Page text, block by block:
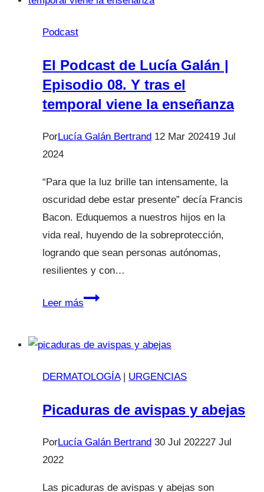
de
Podcast
El Podcast de Lucía Galán |
Episodio 08. Y tras el
temporal viene la enseñanza
PorLucía Galán Bertrand 12 Mar 202419 Jul
2024
“Para que la luz brille tan intensamente, la
oscuridad debe estar presente” decía Francis
Bacon. Eduquemos a nuestros hijos en la
vida real, huyendo de la sobreprotección,
logrando que sean personas autónomas,
resilientes y con…
Leer másEl
Lucía
Episodio
Y
DERMATOLOGÍA| URGENCIAS
Picaduras de avispas y abejas
PorLucía Galán Bertrand 30 Jul 202227 Jul
2022
Las picaduras de avispas y abejas son